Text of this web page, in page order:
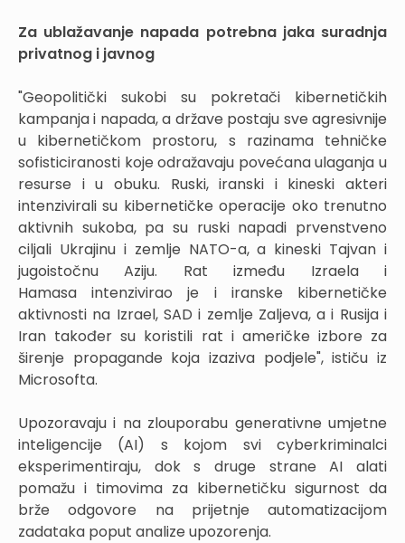
Za ublažavanje napada potrebna jaka suradnja
privatnog i javnog
"Geopolitički sukobi su pokretači kibernetičkih
kampanja i napada, a države postaju sve agresivnije
u kibernetičkom prostoru, s razinama tehničke
sofisticiranosti koje odražavaju povećana ulaganja u
resurse i u obuku. Ruski, iranski i kineski akteri
intenzivirali su kibernetičke operacije oko trenutno
aktivnih sukoba, pa su ruski napadi prvenstveno
ciljali Ukrajinu i zemlje NATO-a, a kineski Tajvan i
jugoistočnu Aziju. Rat između Izraela i
Hamasa intenzivirao je i iranske kibernetičke
aktivnosti na Izrael, SAD i zemlje Zaljeva, a i Rusija i
Iran također su koristili rat i američke izbore za
širenje propagande koja izaziva podjele", ističu iz
Microsofta.
Upozoravaju i na zlouporabu generativne umjetne
inteligencije (AI) s kojom svi cyberkriminalci
eksperimentiraju, dok s druge strane AI alati
pomažu i timovima za kibernetičku sigurnost da
brže odgovore na prijetnje automatizacijom
zadataka poput analize upozorenja.